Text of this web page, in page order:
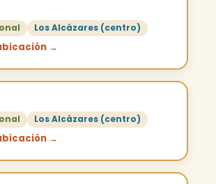
Los Alcázares (centro)
→
Los Alcázares (centro)
→